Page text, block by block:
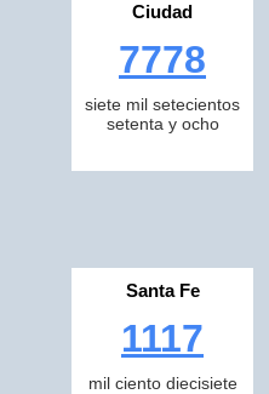
Ciudad
7778
siete mil setecientos
setenta y ocho
Santa Fe
1117
mil ciento diecisiete